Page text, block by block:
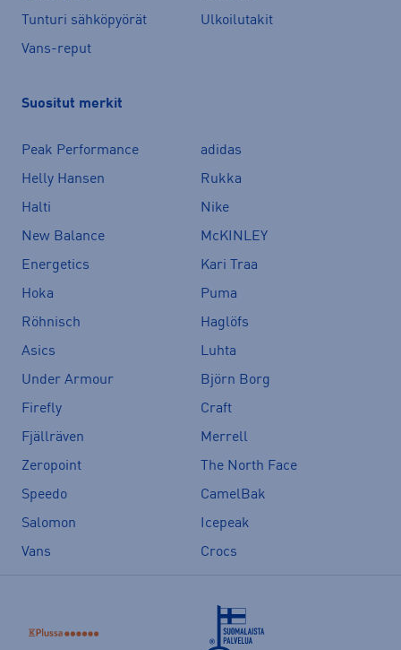
Tunturi sähköpyörät
Ulkoilutakit
Vans-reput
Suositut merkit
Peak Performance
adidas
Helly Hansen
Rukka
Halti
Nike
New Balance
McKINLEY
Energetics
Kari Traa
Hoka
Puma
Röhnisch
Haglöfs
Asics
Luhta
Under Armour
Björn Borg
Firefly
Craft
Fjällräven
Merrell
Zeropoint
The North Face
Speedo
CamelBak
Salomon
Icepeak
Vans
Crocs